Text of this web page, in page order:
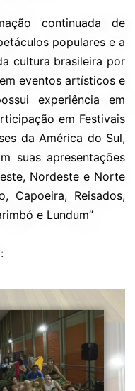
continuada de
populares e a
cultura brasileira por
eventos artísticos e
experiência em
em Festivais
da América do Sul,
suas apresentações
Nordeste e Norte
Capoeira, Reisados,
e Lundum”